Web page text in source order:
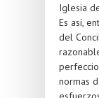
Iglesia
Es así,
del
normas